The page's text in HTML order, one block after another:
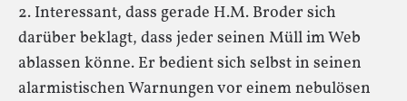
2. Interessant, dass gerade H.M. Broder sich
darüber beklagt, dass jeder seinen Müll im Web
ablassen könne. Er bedient sich selbst in seinen
alarmistischen Warnungen vor einem nebulösen